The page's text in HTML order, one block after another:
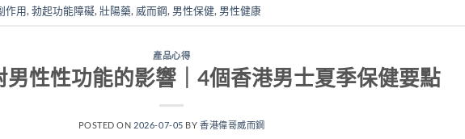
作用,勃起功能障礙,壯陽藥, 威而鋼, 男性保健, 男性健康
產品心得
男性性功能的影響｜4個香港男士夏季保健要點
POSTED ON 2026-07-05 BY香港偉哥威而鋼